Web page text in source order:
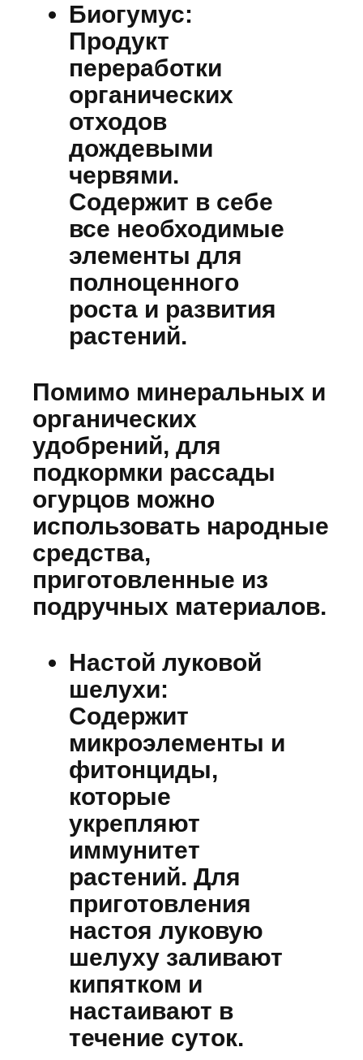
Биогумус:
Продукт
переработки
органических
отходов
дождевыми
червями.
Содержит в себе
все необходимые
элементы для
полноценного
роста и развития
растений.
Помимо минеральных и
органических
удобрений, для
подкормки рассады
огурцов можно
использовать народные
средства,
приготовленные из
подручных материалов.
Настой луковой
шелухи:
Содержит
микроэлементы и
фитонциды,
которые
укрепляют
иммунитет
растений. Для
приготовления
настоя луковую
шелуху заливают
кипятком и
настаивают в
течение суток.